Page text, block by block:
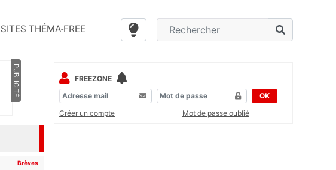
SITES THÉMA-FREE
PUBLICITÉ
Brèves
FREEZONE
OK
Créer un compte
Mot de passe oublié